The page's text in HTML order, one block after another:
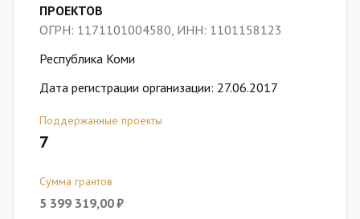
ПРОЕКТОВ
ОГРН: 1171101004580, ИНН: 1101158123
Республика Коми
Дата регистрации организации: 27.06.2017
Поддержанные проекты
7
Сумма грантов
5 399 319,00 ₽